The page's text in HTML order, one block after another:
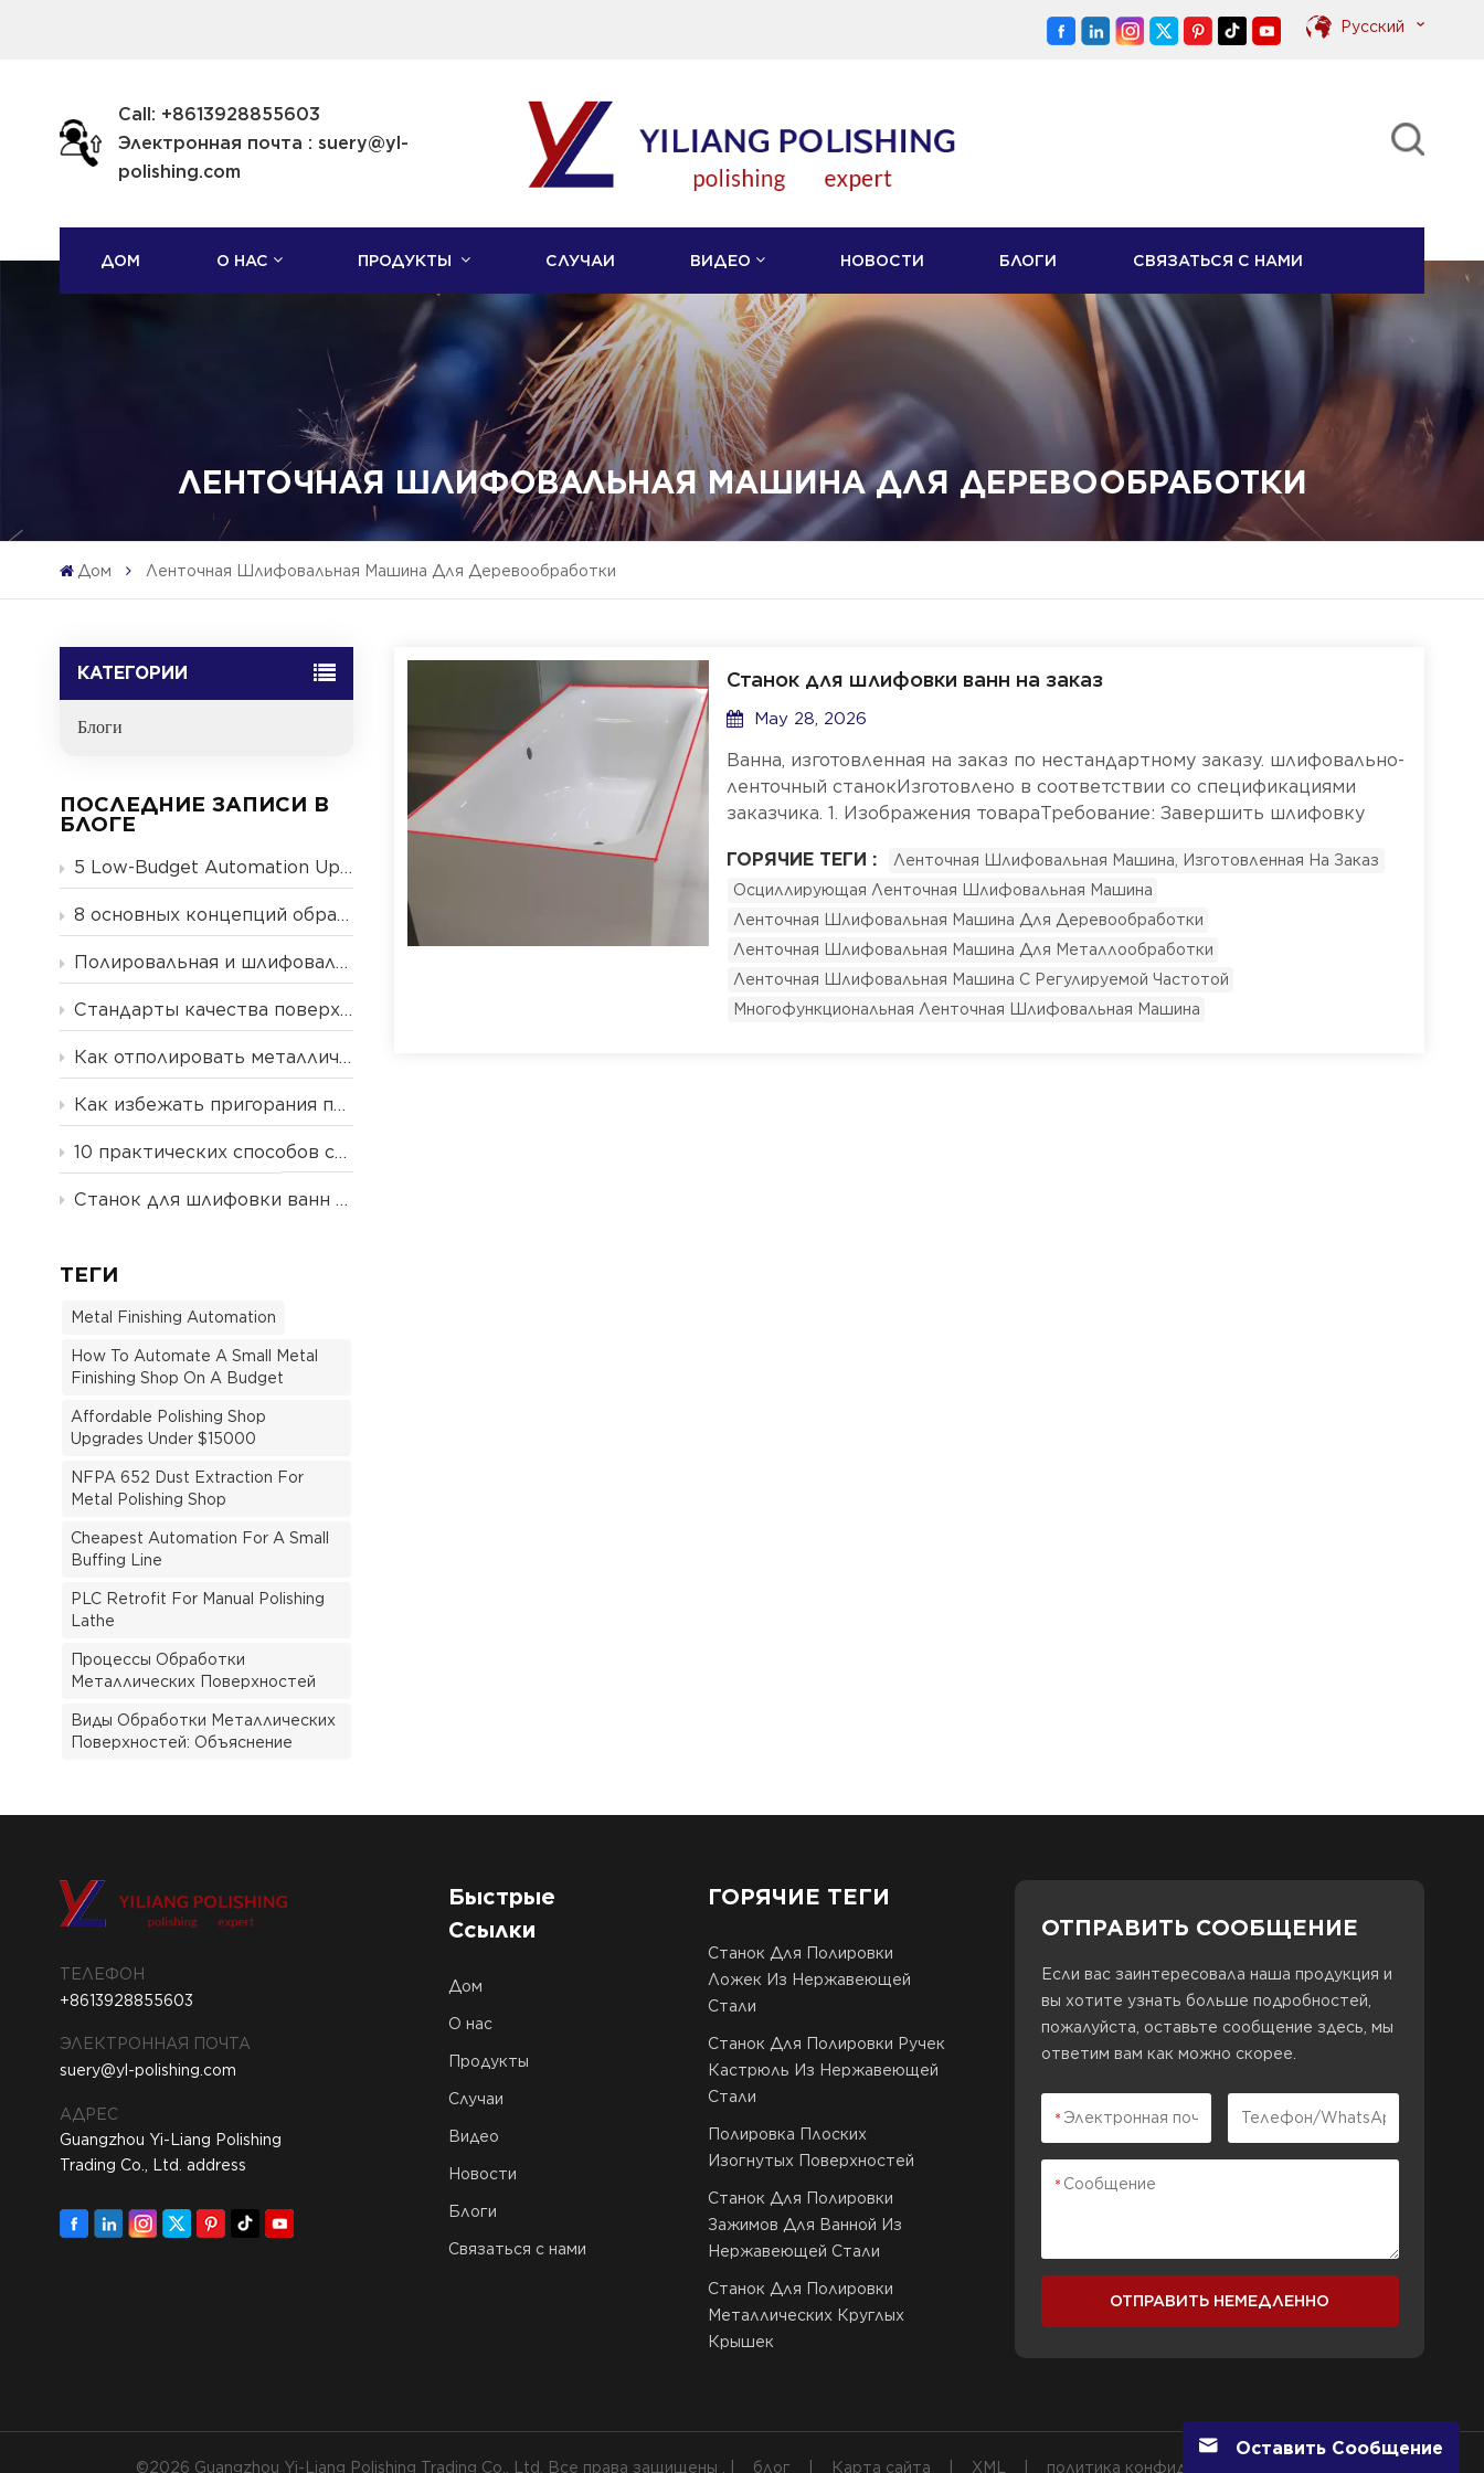
Pусский
English
Call: +8613928855603
Электронная почта : suery@yl-
polishing.com
ДОМ О НАС ПРОДУКТЫ СЛУЧАИ ВИДЕО НОВОСТИ БЛОГИ СВЯЗАТЬСЯ С НАМИ
ЛЕНТОЧНАЯ ШЛИФОВАЛЬНАЯ МАШИНА ДЛЯ ДЕРЕВООБРАБОТКИ
Дом Ленточная Шлифовальная Машина Для Деревообработки
КАТЕГОРИИ
Блоги
ПОСЛЕДНИЕ ЗАПИСИ В
БЛОГЕ
5 Low-Budget Automation Upgrades for Small & Mid-Size Metal Finishing Shops (2026 Guide)
8 основных концепций обработки металлических поверхностей
Полировальная и шлифовальная машина — в чем разница?
Стандарты качества поверхности: Ra, RMS, N-классы и что необходимо знать производителям.
Как отполировать металлические лезвия и пластиковые ручки на одном станке.
Как избежать пригорания поверхности и чрезмерной обработки при автоматизированной полировке металла: подробное руководство
10 практических способов снизить затраты на полировку и повысить эффективность | Блог YLOZ
Станок для шлифовки ванн на заказ
ТЕГИ
Metal Finishing Automation
How To Automate A Small Metal
Finishing Shop On A Budget
Affordable Polishing Shop
Upgrades Under $15000
NFPA 652 Dust Extraction For
Metal Polishing Shop
Cheapest Automation For A Small
Buffing Line
PLC Retrofit For Manual Polishing
Lathe
Процессы Обработки
Металлических Поверхностей
Виды Обработки Металлических
Поверхностей: Объяснение
Станок для шлифовки ванн на заказ
May 28, 2026
Ванна, изготовленная на заказ по нестандартному заказу. шлифовально-
ленточный станокИзготовлено в соответствии со спецификациями
заказчика. 1. Изображения товараТребование: Завершить шлифовку
используйте эту осциллирующую ленточную шлифовальную
машину.Технические характеристики данной машины
следующие:Размеры шлифовальной ленты: 4920 × 180 ммРазмеры
рабочего стола: 2070 × 265 ммГабариты станка: 2810 × 680 × 1150
ммОбщая мощность: 4,25 кВтСкорость вращения ведущего колеса:
2890 об/мин.Линейная скорость шлифовальной ленты: 18 м/сПринцип
ГОРЯЧИЕ ТЕГИ :
Ленточная Шлифовальная Машина, Изготовленная На Заказ
Осциллирующая Ленточная Шлифовальная Машина
Ленточная Шлифовальная Машина Для Деревообработки
Ленточная Шлифовальная Машина Для Металлообработки
Ленточная Шлифовальная Машина С Регулируемой Частотой
Многофункциональная Ленточная Шлифовальная Машина
ТЕЛЕФОН
+8613928855603
ЭЛЕКТРОННАЯ ПОЧТА
suery@yl-polishing.com
АДРЕС
Guangzhou Yi-Liang Polishing
Trading Co., Ltd. address
Быстрые
Ссылки
Дом
О нас
Продукты
Случаи
Видео
Новости
Блоги
Связаться с нами
ГОРЯЧИЕ ТЕГИ
Станок Для Полировки
Ложек Из Нержавеющей
Стали
Станок Для Полировки Ручек
Кастрюль Из Нержавеющей
Стали
Полировка Плоских
Изогнутых Поверхностей
Станок Для Полировки
Зажимов Для Ванной Из
Нержавеющей Стали
Станок Для Полировки
Металлических Круглых
Крышек
ОТПРАВИТЬ СООБЩЕНИЕ
Если вас заинтересовала наша продукция и
вы хотите узнать больше подробностей,
пожалуйста, оставьте сообщение здесь, мы
ответим вам как можно скорее.
ОТПРАВИТЬ НЕМЕДЛЕННО
©2026 Guangzhou Yi-Liang Polishing Trading Co., Ltd. Все права защищены . | блог Карта сайта XML политика конфиденциальности
Оставить Сообщение